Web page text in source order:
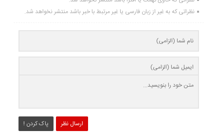
نظراتی که به غیر از زبان فارسی یا غیر مرتبط با خبر باشد منتشر نخواهد شد.
ارسال نظر پاک کردن !